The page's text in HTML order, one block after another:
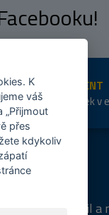
ŠIROKÝ SORTIMENT
Přes 20 tis. položek v
shopu
k nákupu
nám svůj e-mail a
K
váš
„Přijmout
přes
kdykoliv